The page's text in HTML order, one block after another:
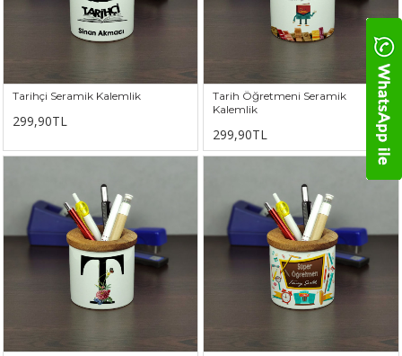
Tarihçi Seramik Kalemlik
299,90TL
Tarih Öğretmeni Seramik
Kalemlik
299,90TL